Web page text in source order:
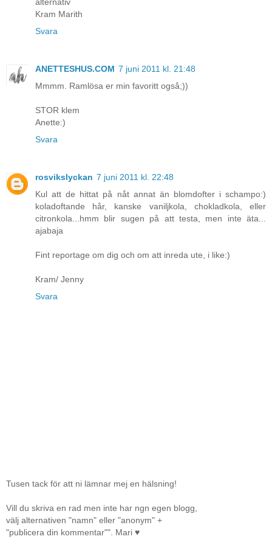
Kram Marith
Svara
ANETTESHUS.COM 7 juni 2011 kl. 21:48
Mmmm. Ramlösa er min favoritt også;))
STOR klem
Anette:)
Svara
rosvikslyckan 7 juni 2011 kl. 22:48
Kul att de hittat på nåt annat än blomdofter i schampo:)
koladoftande hår, kanske vaniljkola, chokladkola, eller
citronkola...hmm blir sugen på att testa, men inte äta...
ajabaja
Fint reportage om dig och om att inreda ute, i like:)
Kram/ Jenny
Svara
Tusen tack för att ni lämnar mej en hälsning!
Vill du skriva en rad men inte har ngn egen blogg,
välj alternativen "namn" eller "anonym" +
"publicera din kommentar"". Mari ♥